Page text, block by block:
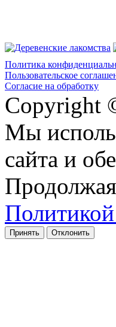
Политика
Пользовательское
Согласие на обработку
Copyright
Мы
сайта и
Продолжая
Принять Отклонить